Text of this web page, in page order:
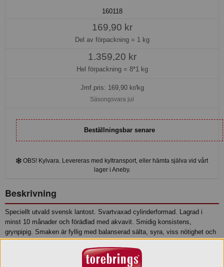
160118
169,90 kr
Del av förpackning = 1 kg
1.359,20 kr
Hel förpackning = 8*1 kg
Jmf.pris: 169,90kr/kg
Säsongsvara jul
Beställningsbar senare
OBS! Kylvara. Levereras med kyltransport, eller hämta själva vid vårt
lager i Aneby.
Beskrivning
Speciellt utvald svensk lantost. Svartvaxad cylinderformad. Lagrad i
minst 10 månader och förädlad med akvavit. Smidig konsistens,
grynpipig. Smaken är fyllig med balanserad sälta, syra, viss nötighet och
krydda från akvavit.
Produktinformation